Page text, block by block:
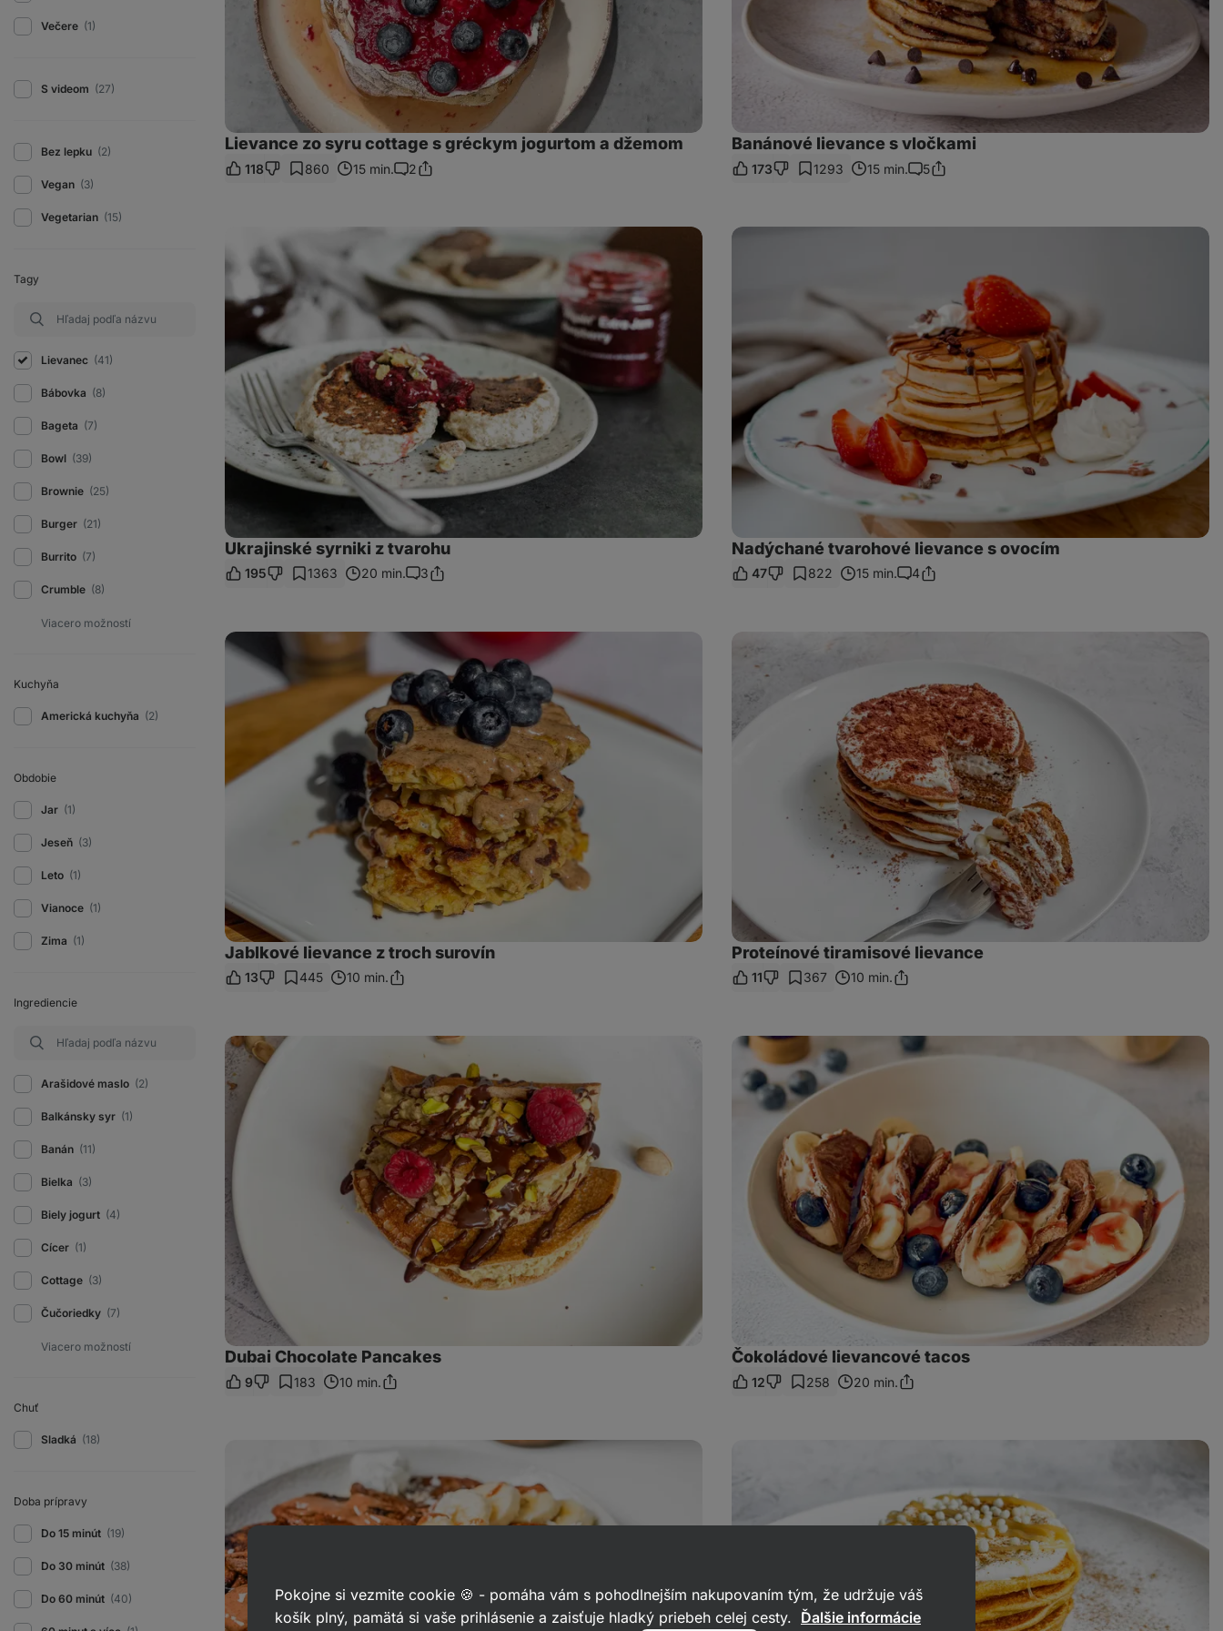
Večere (1)
S videom (27)
Bez lepku (2)
Vegan (3)
Vegetarian (15)
Tagy
Lievanec (41)
Bábovka (8)
Bageta (7)
Bowl (39)
Brownie (25)
Burger (21)
Burrito (7)
Crumble (8)
Kuchyňa
Americká kuchyňa (2)
Obdobie
Jar (1)
Jeseň (3)
Leto (1)
Vianoce (1)
Zima (1)
Ingrediencie
Arašidové maslo (2)
Balkánsky syr (1)
Banán (11)
Bielka (3)
Biely jogurt (4)
Cícer (1)
Cottage (3)
Čučoriedky (7)
Chuť
Sladká (18)
Doba prípravy
Do 15 minút (19)
Do 30 minút (38)
Do 60 minút (40)
Lievance zo syru cottage s gréckym jogurtom a džemom
118 860 15 min.
Komentáre
2Zdieľať
Banánové lievance s vločkami
173 1293 15 min.
Komentáre
5Zdieľať
tvarohu
Ukrajinské syrniki z tvarohu
195 1363 20 min.
Komentáre
3Zdieľať
Nadýchané
Nadýchané tvarohové lievance s ovocím
47 822 15 min.
Komentáre
4Zdieľať
Jablkové
lievance
Jablkové lievance z troch surovín
13 445 10 min.Zdieľať
lievance
Proteínové tiramisové lievance
11 367 10 min.Zdieľať
Dubai
Chocolate
Pancakes
Dubai Chocolate Pancakes
9 183 10 min.Zdieľať
Čokoládové
tacos
Čokoládové lievancové tacos
12 258 20 min.Zdieľať
čokoládou
Pokojne si vezmite cookie 🍪 - pomáha vám s pohodlnejším nakupovaním tým, že udržuje váš
košík plný, pamätá si vaše prihlásenie a zaisťuje hladký priebeh celej cesty. Ďalšie informácie